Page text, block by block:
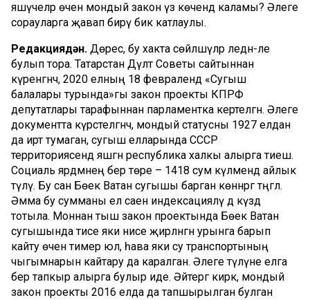
яшәүчеләр өчен мондый закон үз көчендә каламы? Әлеге
сорауларга җавап бирү бик катлаулы.
Редакциядән. Дөрес, бу хакта сөйләшүләр әледән-әле
булып тора. Татарстан Дәүләт Советы сайтыннан
күренгәнчә, 2020 елның 18 февралендә «Сугыш
балалары турында»гы закон проекты КПРФ
депутатлары тарафыннан парламентка кертелгән. Әлеге
документта күрсәтелгәнчә, мондый статусны 1927 елдан
да иртә тумаган, сугыш елларында СССР
территориясендә яшәгән республика халкы алырга тиеш.
Социаль ярдәмнең бер төре – 1418 сум күләмендә айлык
түләү. Бу сан Бөек Ватан сугышы барган көннәргә тәңгәл.
Әмма бу сумманы ел саен индексацияләү дә күздә
тотыла. Моннан тыш закон проектында Бөек Ватан
сугышында әтисе яки әнисе җирләнгән урынга барып
кайту өчен тимер юл, һава яки су транспортының
чыгымнарын кайтару да каралган. Әлеге түләүне елга
бер тапкыр алырга булыр иде. Әйтергә кирәк, мондый
закон проекты 2016 елда да тапшырылган булган